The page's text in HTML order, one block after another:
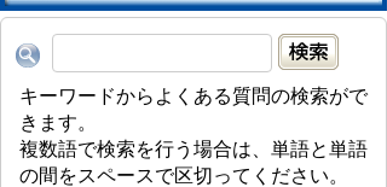
キーワードからよくある質問の検索がで
きます。
複数語で検索を行う場合は、単語と単語
の間をスペースで区切ってください。